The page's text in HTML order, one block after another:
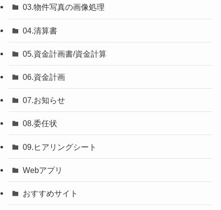
03.物件写真の画像処理
04.清算書
05.資金計画書/資金計算
06.資金計画
07.お知らせ
08.委任状
09.ヒアリングシート
Webアプリ
おすすめサイト